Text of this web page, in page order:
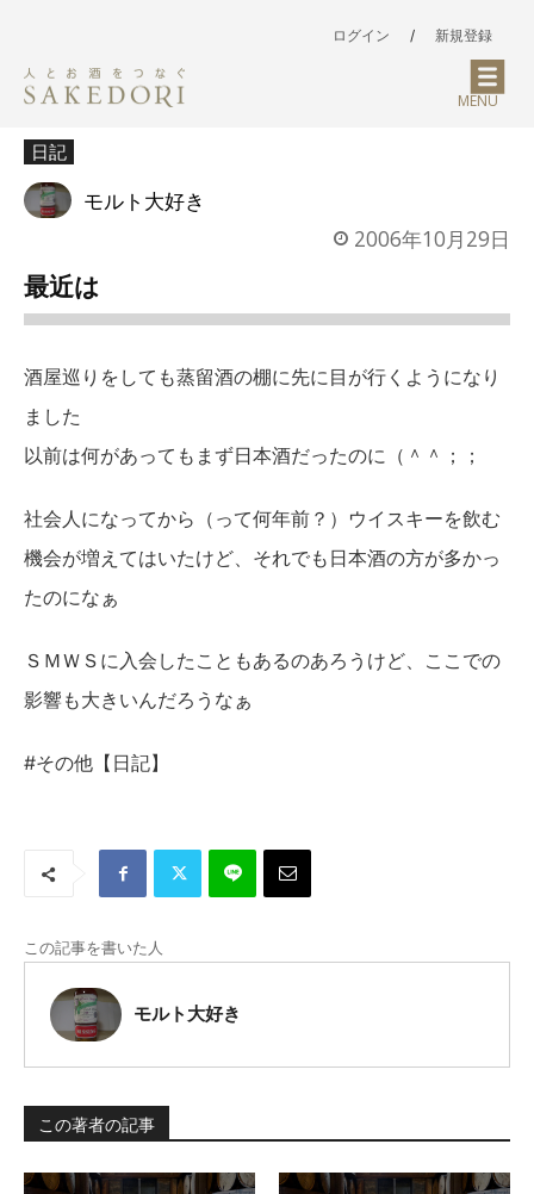
ログイン / 新規登録
MENU
日記
モルト大好き
2006年10月29日
最近は
酒屋巡りをしても蒸留酒の棚に先に目が行くようになり
ました
以前は何があってもまず日本酒だったのに（＾＾；；
社会人になってから（って何年前？）ウイスキーを飲む
機会が増えてはいたけど、それでも日本酒の方が多かっ
たのになぁ
ＳＭＷＳに入会したこともあるのあろうけど、ここでの
影響も大きいんだろうなぁ
#その他【日記】
この記事を書いた人
モルト大好き
この著者の記事